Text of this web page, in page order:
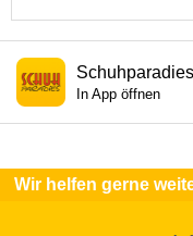
Schuhparadies
In App öffnen
Wir helfen gerne